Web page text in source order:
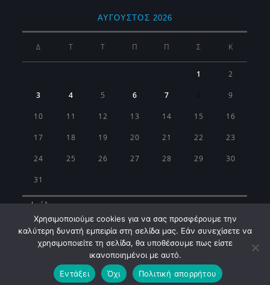
ΑΎΓΟΥΣΤΟΣ 2026
Δ Τ Τ Π Π Σ Κ
1 2
3 4 5 6 7 9
10 11 12 13 14 15 16
17 18 19 20 21 22 23
24 25 26 27 28 29 30
31
« Ιούλ
Municipality of Koropi © 2026
Χρησιμοποιούμε cookies για να σας προσφέρουμε την
καλύτερη δυνατή εμπειρία στη σελίδα μας. Εάν συνεχίσετε να
χρησιμοποιείτε τη σελίδα, θα υποθέσουμε πως είστε
ικανοποιημένοι με αυτό.
Εντάξει
Όχι Πολιτική απορρήτου